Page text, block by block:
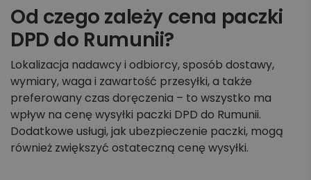
Od czego zależy cena paczki
DPD do Rumunii?
Lokalizacja nadawcy i odbiorcy, sposób dostawy,
wymiary, waga i zawartość przesyłki, a także
preferowany czas doręczenia – to wszystko ma
wpływ na cenę wysyłki paczki DPD do Rumunii.
Dodatkowe usługi, jak ubezpieczenie paczki, mogą
również zwiększyć ostateczną cenę wysyłki.